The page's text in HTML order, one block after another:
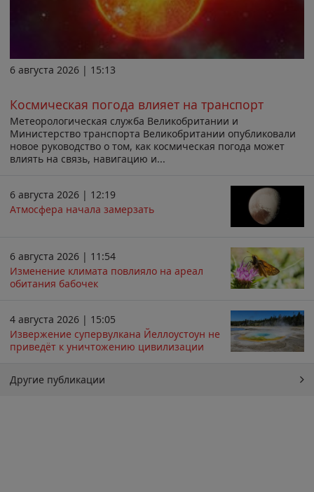
6 августа 2026 | 15:13
Космическая погода влияет на транспорт
Метеорологическая служба Великобритании и
Министерство транспорта Великобритании опубликовали
новое руководство о том, как космическая погода может
влиять на связь, навигацию и...
6 августа 2026 | 12:19
Атмосфера начала замерзать
6 августа 2026 | 11:54
Изменение климата повлияло на ареал
обитания бабочек
4 августа 2026 | 15:05
Извержение супервулкана Йеллоустоун не
приведёт к уничтожению цивилизации
Другие публикации